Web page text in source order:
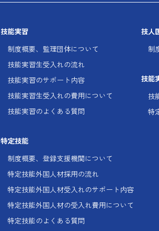
技能実習
制度概要、監理団体について
技能実習生受入れの流れ
技能実習のサポート内容
技能実習生受入れの費用について
技能実習のよくある質問
特定技能
制度概要、登録支援機関について
特定技能外国人材採用の流れ
特定技能外国人材受入れのサポート内容
特定技能外国人材の受入れ費用について
特定技能のよくある質問
技人
制
技能
技
特